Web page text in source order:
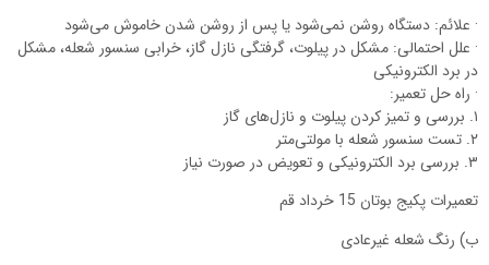
· علائم: دستگاه روشن نمی‌شود یا پس از روشن شدن خاموش می‌شود
· علل احتمالی: مشکل در پیلوت، گرفتگی نازل گاز، خرابی سنسور شعله، مشکل
در برد الکترونیکی
· راه حل تعمیر:
۱. بررسی و تمیز کردن پیلوت و نازل‌های گاز
۲. تست سنسور شعله با مولتی‌متر
۳. بررسی برد الکترونیکی و تعویض در صورت نیاز
تعمیرات پکیج بوتان 15 خرداد قم
ب) رنگ شعله غیرعادی